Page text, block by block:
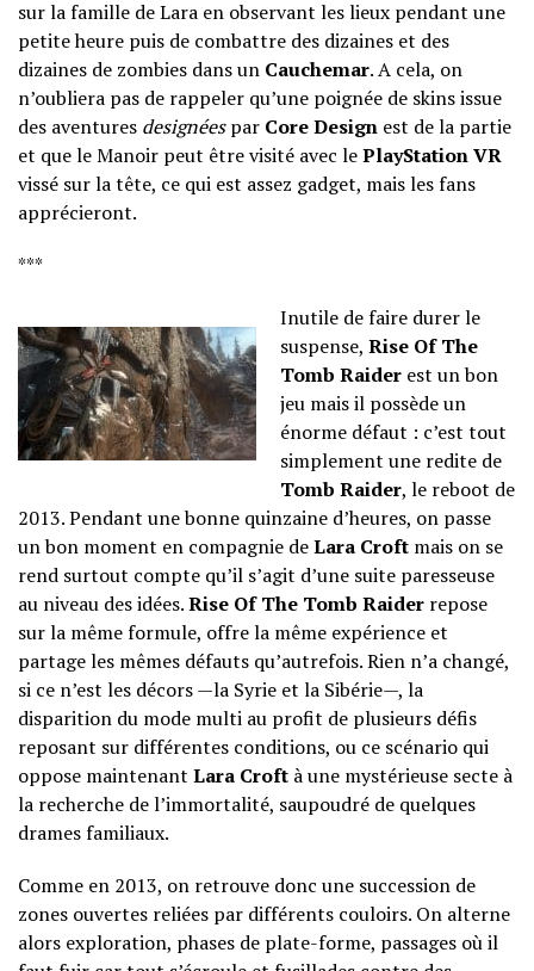
sur la famille de Lara en observant les lieux pendant une
petite heure puis de combattre des dizaines et des
dizaines de zombies dans un Cauchemar. A cela, on
n’oubliera pas de rappeler qu’une poignée de skins issue
des aventures designéespar Core Design est de la partie
et que le Manoir peut être visité avec lePlayStation VR
vissé sur la tête, ce qui est assez gadget, mais les fans
apprécieront.
***
Inutile de faire durer le
suspense, Rise Of The
Tomb Raider est un bon
jeu mais il possède un
énorme défaut : c’est tout
simplement une redite de
Tomb Raider, le reboot de
2013. Pendant une bonne quinzaine d’heures, on passe
un bon moment en compagnie deLara Croft mais on se
rend surtout compte qu’il s’agit d’une suite paresseuse
au niveau des idées.Rise Of The Tomb Raider repose
sur la même formule, offre la même expérience et
partage les mêmes défauts qu’autrefois. Rien n’a changé,
si ce n’est les décors —la Syrie et la Sibérie—, la
disparition du mode multi au profit de plusieurs défis
reposant sur différentes conditions, ou ce scénario qui
oppose maintenant Lara Croft à une mystérieuse secte à
la recherche de l’immortalité, saupoudré de quelques
drames familiaux.
Comme en 2013, on retrouve donc une succession de
zones ouvertes reliées par différents couloirs. On alterne
alors exploration, phases de plate-forme, passages où il